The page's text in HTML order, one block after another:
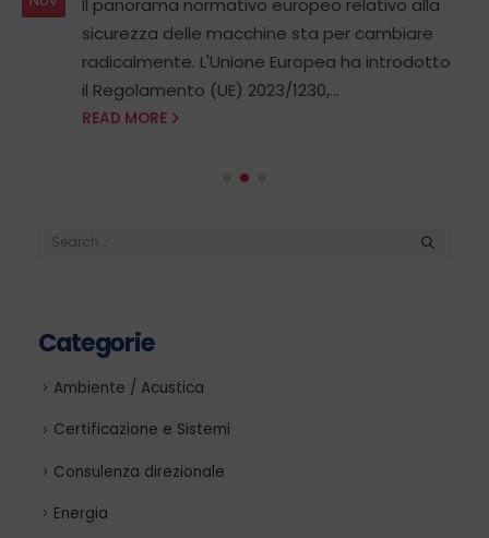
sicurezza delle macchine sta per cambiare
radicalmente. L'Unione Europea ha introdotto
il Regolamento (UE) 2023/1230,...
READ MORE
Categorie
Ambiente / Acustica
Certificazione e Sistemi
Consulenza direzionale
Energia